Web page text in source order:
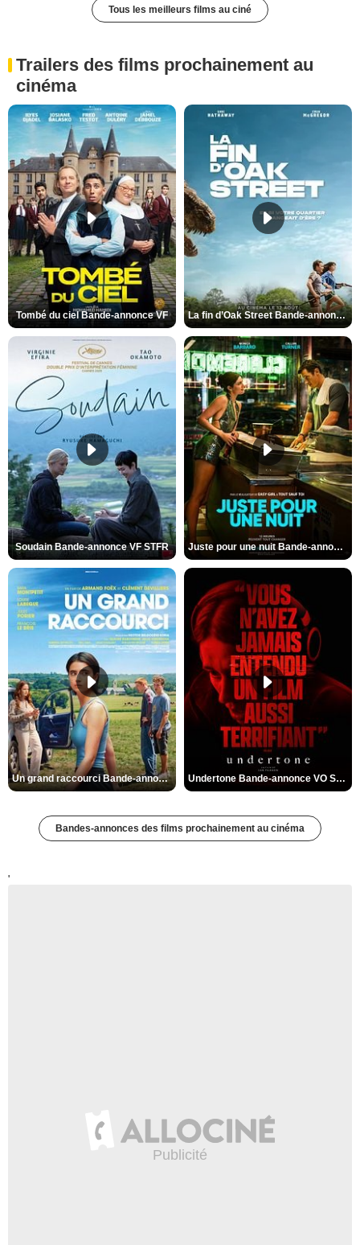
Tous les meilleurs films au ciné
Trailers des films prochainement au
cinéma
Tombé du ciel Bande-annonce VF La fin d’Oak Street Bande-annonce VO STFR
Soudain Bande-annonce VF STFR Juste pour une nuit Bande-annonce VO STFR
Un grand raccourci Bande-annonce VF Undertone Bande-annonce VO STFR
Bandes-annonces des films prochainement au cinéma
'